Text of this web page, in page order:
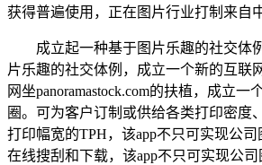
获得普遍使用，正在图片行业打制来自
成立起一种基于图片乐趣的社交体
片乐趣的社交体例，成立一个新的互联
网坐panoramastock.com的扶植，成立
圈。可为客户订制或供给各类打印密度
打印幅宽的TPH，该app不只可实现公
在线搜刮和下载，该app不只可实现公